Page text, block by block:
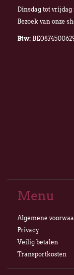
Dinsdag tot vrijdag
Bezoek van onze
Btw:
Menu
Algemene
Privacy
Veilig betalen
Transportkosten